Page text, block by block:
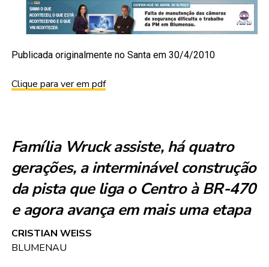
Publicada originalmente no Santa em 30/4/2010
Clique para ver em pdf
Família Wruck assiste, há quatro
gerações, a interminável construção
dapista que liga o Centro à BR-470
e agora avança em mais uma etapa
CRISTIAN WEISS
BLUMENAU